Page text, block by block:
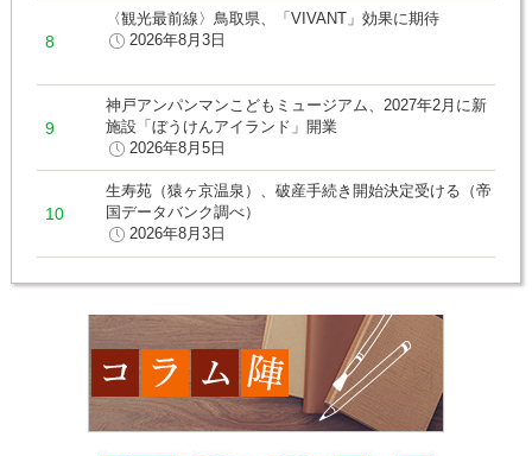
〈観光最前線〉鳥取県、「VIVANT」効果に期待
2026年8月3日
神戸アンパンマンこどもミュージアム、2027年2月に新
施設「ぼうけんアイランド」開業
2026年8月5日
生寿苑（猿ヶ京温泉）、破産手続き開始決定受ける（帝
国データバンク調べ）
2026年8月3日